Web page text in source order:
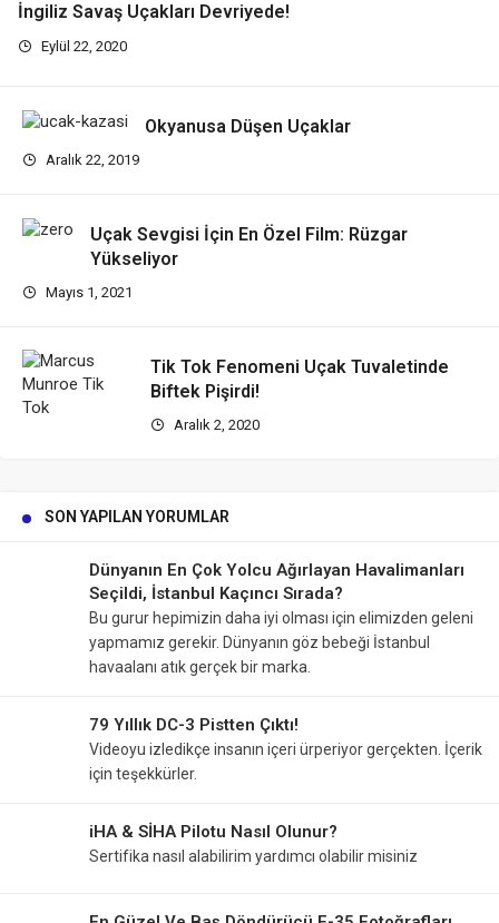
İngiliz Savaş Uçakları Devriyede!
Eylül 22, 2020
Okyanusa Düşen Uçaklar
Aralık 22, 2019
Uçak Sevgisi İçin En Özel Film: Rüzgar
Yükseliyor
Mayıs 1, 2021
Tik Tok Fenomeni Uçak Tuvaletinde
Biftek Pişirdi!
Aralık 2, 2020
SON YAPILAN YORUMLAR
Dünyanın En Çok Yolcu Ağırlayan Havalimanları
Seçildi, İstanbul Kaçıncı Sırada?
Bu gurur hepimizin daha iyi olması için elimizden geleni
yapmamız gerekir. Dünyanın göz bebeği İstanbul
havaalanı atık gerçek bir marka.
79 Yıllık DC-3 Pistten Çıktı!
Videoyu izledikçe insanın içeri ürperiyor gerçekten. İçerik
için teşekkürler.
iHA & SİHA Pilotu Nasıl Olunur?
Sertifika nasıl alabilirim yardımcı olabilir misiniz